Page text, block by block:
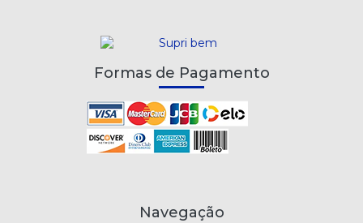
Formas de Pagamento
Navegação